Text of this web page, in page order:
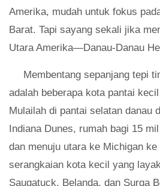
Amerika, mudah untuk fokus
Barat. Tapi sayang sekali jika
Utara Amerika—Danau-Danau
Membentang sepanjang tepi
adalah beberapa kota pantai
Mulailah di pantai selatan danau
Indiana Dunes, rumah bagi 15
dan menuju utara ke Michigan
serangkaian kota kecil yang
Saugatuck, Belanda, dan Surga